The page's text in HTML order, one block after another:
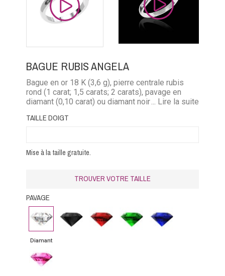
BAGUE RUBIS ANGELA
Bague en or 18 K (3,6 g), pierre centrale rubis
rond (1 carat; 1,5 carats; 2 carats), pavage en
diamant (0,10 carat) ou diamant noir (0,10 carat)
saphir bleu (0,15 carat) ou saphir rose (0,15
... Lire la suite
TAILLE DOIGT
Mise à la taille gratuite.
TROUVER VOTRE TAILLE
PAVAGE
Diamant
Diamant
Diamant
noir
Rubis Emeraude
Saphir
bleu
Saphir
rose